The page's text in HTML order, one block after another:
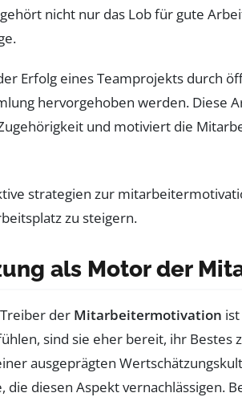
nicht nur das Lob für gute
Erfolg eines Teamprojekts durch
hervorgehoben werden. Diese
und motiviert die
als Motor der
der Mitarbeitermotivation
sind sie eher bereit, ihr Bestes
ausgeprägten
die diesen Aspekt vernachlässigen.